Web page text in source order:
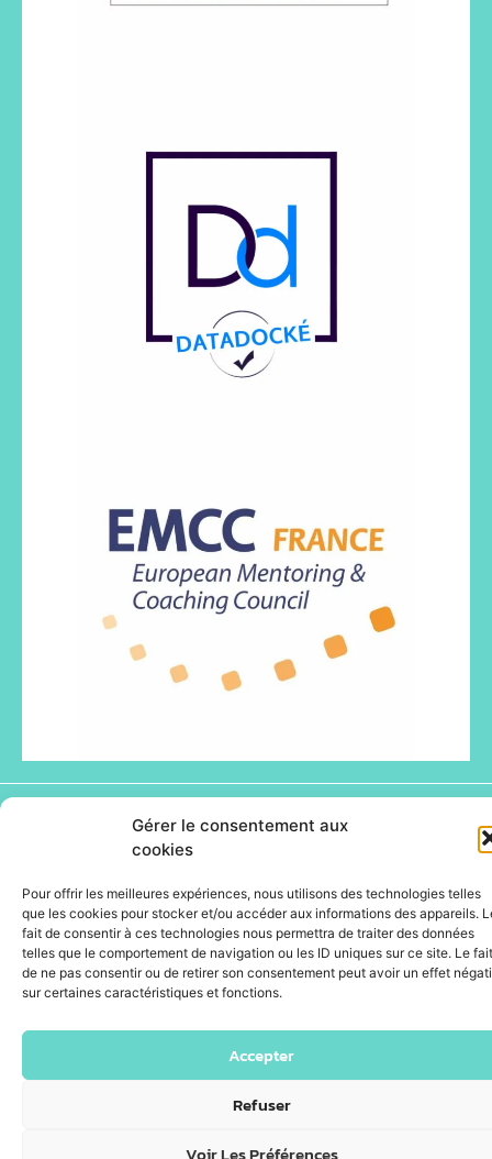
Gérer le consentement aux
cookies
Pour offrir les meilleures expériences, nous utilisons des technologies telles
que les cookies pour stocker et/ou accéder aux informations des appareils.
fait de consentir à ces technologies nous permettra de traiter des données
telles que le comportement de navigation ou les ID uniques sur ce site. Le fait
de ne pas consentir ou de retirer son consentement peut avoir un effet
sur certaines caractéristiques et fonctions.
Accepter
Refuser
Voir Les Préférences
© Happyfizz 2026 - Site propulsé par DOTACOM -
Webdesign : ID.PULS'